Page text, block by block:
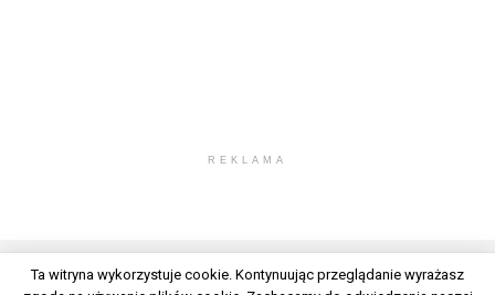
REKLAMA
Ta witryna wykorzystuje cookie. Kontynuując przeglądanie wyrażasz